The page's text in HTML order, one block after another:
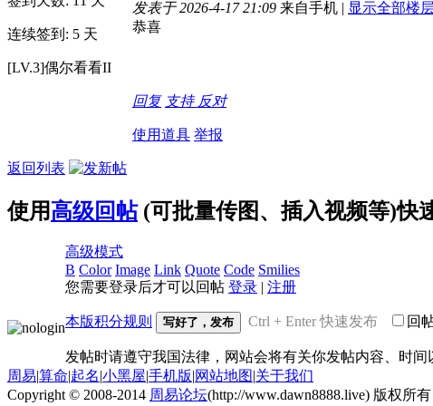
连续签到: 5 天
[LV.3]偶尔看看II
发表于 2026-4-17 21:09 来自手机 | 显示全部楼
恭喜
回复 支持 反对
使用道具 举报
返回列表
使用高级回帖(可批量传图、插入视频等)快
高级模式
B Color Image Link Quote Code Smilies
您需要登录后才可以回帖 登录 | 注册
本版积分规则 写好了，发布 Ctrl + Enter 快速发布 回
发帖时请遵守我国法律，网站会将有关你发帖内容、时
周易|算命|起名|小黑屋|手机版|网站地图|关于我们
Copyright © 2008-2014 周易论坛(http://www.dawn8888.live) 版权所有